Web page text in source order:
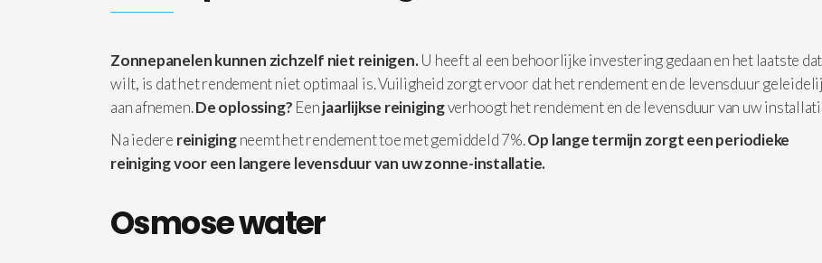
Zonnepanelen kunnen zichzelf niet reinigen.U heeft al een behoorlijke investering gedaan en het laatste
wilt, is dat het rendement niet optimaal is. Vuiligheid zorgt ervoor dat het rendement en de levensduur
aan afnemen.De oplossing? Eenjaarlijkse reinigingverhoogt het rendement en de levensduur van uw
Na iedere reinigingneemt het rendement toe met gemiddeld 7%.Op lange termijn zorgt een periodieke
reiniging voor een langere levensduur van uw zonne-installatie.
Osmose water